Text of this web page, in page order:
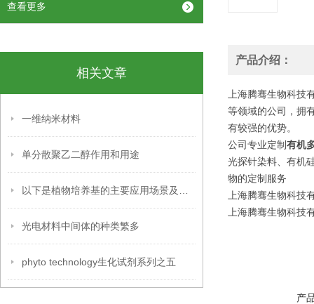
查看更多
相关文章
一维纳米材料
单分散聚乙二醇作用和用途
光电材料中间体的种类繁多
phyto technology生化试剂系列之五
产品介绍：
上海腾骞生物科
等领域的公司，拥
有较强的优势。
公司专业定制有机
光探针染料、有机
物的定制服务
上海腾骞生物科
上海腾骞生物科
产